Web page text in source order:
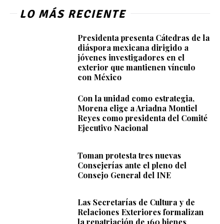
LO MÁS RECIENTE
Presidenta presenta Cátedras de la
diáspora mexicana dirigido a
jóvenes investigadores en el
exterior que mantienen vínculo
con México
Con la unidad como estrategia,
Morena elige a Ariadna Montiel
Reyes como presidenta del Comité
Ejecutivo Nacional
Toman protesta tres nuevas
Consejerías ante el pleno del
Consejo General del INE
Las Secretarías de Cultura y de
Relaciones Exteriores formalizan